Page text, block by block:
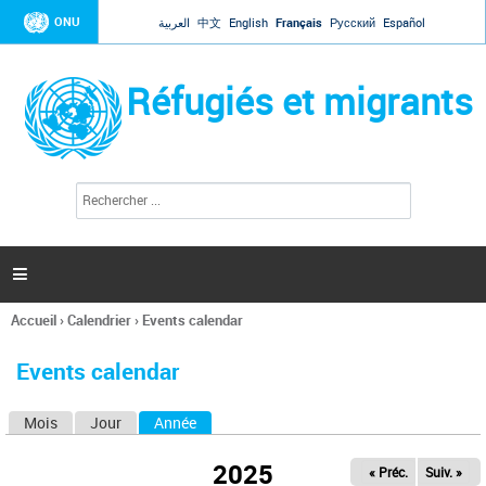
Jump to navigation
ONU العربية 中文 English Français Русский Español
Réfugiés et migrants
l
c
h
e

Vous
ici
Accueil›Calendrier› Events calendar
Events calendar
Mois Jour Année
2025 « Préc. Suiv. »